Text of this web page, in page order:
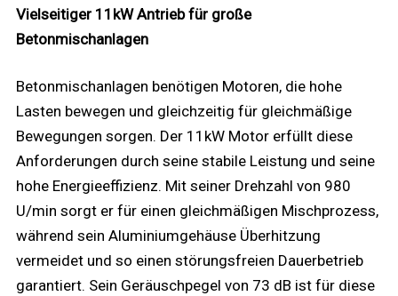
Vielseitiger 11kW Antrieb für große
Betonmischanlagen
Betonmischanlagen benötigen Motoren, die hohe
Lasten bewegen und gleichzeitig für gleichmäßige
Bewegungen sorgen. Der 11kW Motor erfüllt diese
Anforderungen durch seine stabile Leistung und seine
hohe Energieeffizienz. Mit seiner Drehzahl von 980
U/min sorgt er für einen gleichmäßigen Mischprozess,
während sein Aluminiumgehäuse Überhitzung
vermeidet und so einen störungsfreien Dauerbetrieb
garantiert. Sein Geräuschpegel von 73 dB ist für diese